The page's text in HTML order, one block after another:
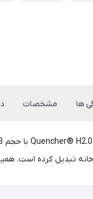
ها مشخصات
تبدیل کرده است.